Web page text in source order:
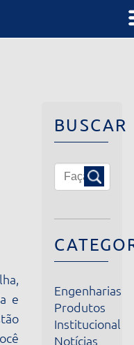
CATEGORIAS
Engenharias
Institucional
Notícias
Ensino
experimental